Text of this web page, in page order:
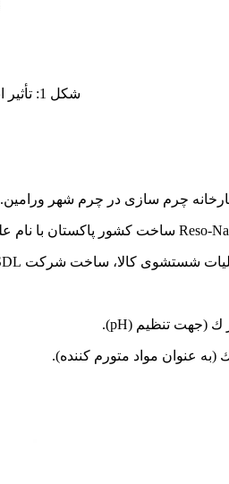
شكل 1: تأثير اندازه ذرات بر جذب و تفرق نور توسط رنگدانه ها
چرم سازی در چرم شهر ورامين.
(به عنوان مواد متورم كننده).